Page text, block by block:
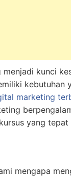
kunci
kebutuhan
marketing
yang tepat
mengapa